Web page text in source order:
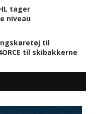
tager
niveau
til
til skibakkerne